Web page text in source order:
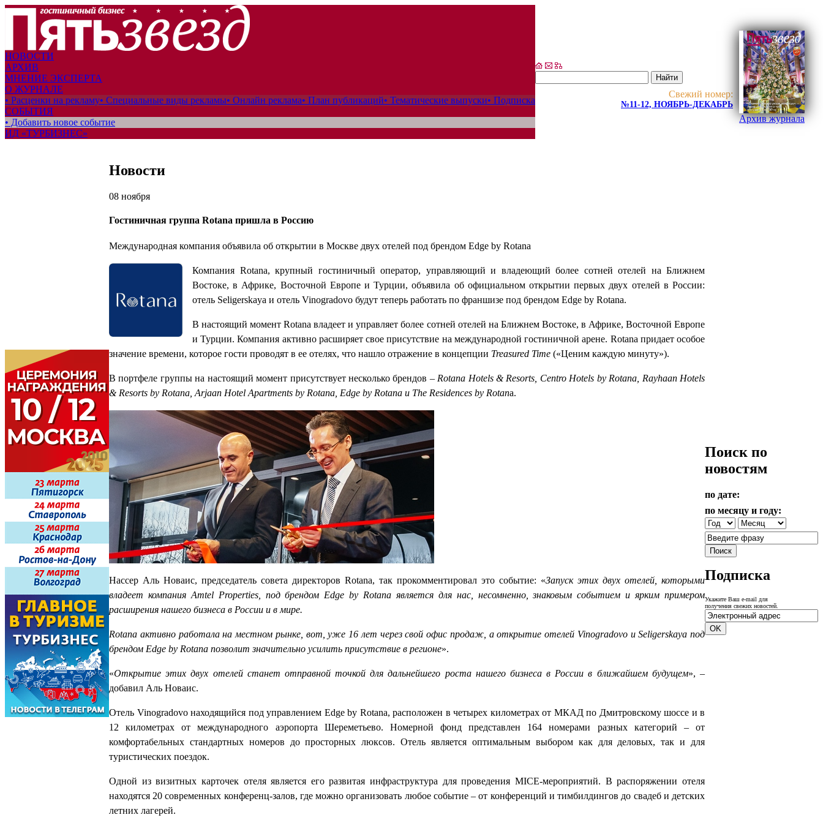
НОВОСТИ
АРХИВ
МНЕНИЕ ЭКСПЕРТА
О ЖУРНАЛЕ
• Расценки на рекламу• Специальные виды рекламы• Онлайн реклама• План публикаций• Тематические выпуски• Подписка
СОБЫТИЯ
• Добавить новое событие
ИД «ТУРБИЗНЕС»
Свежий номер:
№11-12, НОЯБРЬ-ДЕКАБРЬ
Архив журнала
Новости
08 ноября
Гостиничная группа Rotana пришла в Россию
Международная компания объявила об открытии в Москве двух отелей под брендом Edge by Rotana
Компания Rotana, крупный гостиничный оператор, управляющий и владеющий более сотней отелей на Ближнем
Востоке, в Африке, Восточной Европе и Турции, объявила об официальном открытии первых двух отелей в России:
отель Seligerskaya и отель Vinogradovo будут теперь работать по франшизе под брендом Edge by Rotana.
В настоящий момент Rotana владеет и управляет более сотней отелей на Ближнем Востоке, в Африке, Восточной Европе
и Турции. Компания активно расширяет свое присутствие на международной гостиничной арене. Rotana придает особое
значение времени, которое гости проводят в ее отелях, что нашло отражение в концепции Treasured Time («Ценим каждую минуту»).
В портфеле группы на настоящий момент присутствует несколько брендов – Rotana Hotels & Resorts, Centro Hotels by Rotana, Rayhaan Hotels
& Resorts by Rotana, Arjaan Hotel Apartments by Rotana, Edge by Rotana и The Residences by Rotana.
Нассер Аль Новаис, председатель совета директоров Rotana, так прокомментировал это событие: «Запуск этих двух отелей, которыми
владеет компания Amtel Properties, под брендом Edge by Rotana является для нас, несомненно, знаковым событием и ярким примером
расширения нашего бизнеса в России и в мире.
Rotana активно работала на местном рынке, вот, уже 16 лет через свой офис продаж, а открытие отелей Vinogradovo и Seligerskaya под
брендом Edge by Rotana позволит значительно усилить присутствие в регионе».
«Открытие этих двух отелей станет отправной точкой для дальнейшего роста нашего бизнеса в России в ближайшем будущем», –
добавил Аль Новаис.
Отель Vinogradovo находящийся под управлением Edge by Rotana, расположен в четырех километрах от МКАД по Дмитровскому шоссе и в
12 километрах от международного аэропорта Шереметьево. Номерной фонд представлен 164 номерами разных категорий – от
комфортабельных стандартных номеров до просторных люксов. Отель является оптимальным выбором как для деловых, так и для
туристических поездок.
Одной из визитных карточек отеля является его развитая инфраструктура для проведения MICE-мероприятий. В распоряжении отеля
находятся 20 современных конференц-залов, где можно организовать любое событие – от конференций и тимбилдингов до свадеб и детских
летних лагерей.
Поиск по
новостям
по дате:
по месяцу и году:
Подписка
Укажите Ваш e-mail для
получения свежих новостей.